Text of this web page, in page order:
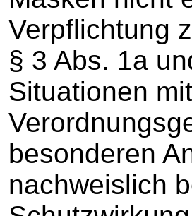
Verpflichtung
§ 3 Abs. 1a
Situationen
besonderen
nachweislich